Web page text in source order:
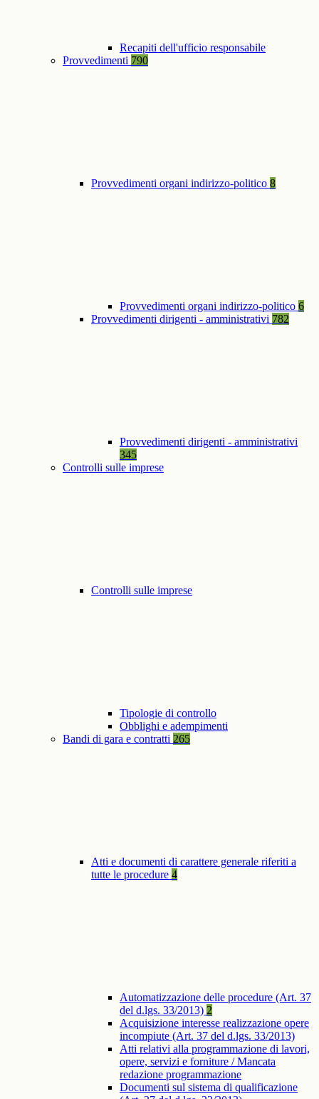
Recapiti dell'ufficio responsabile
Provvedimenti 790
Provvedimenti organi indirizzo-politico 8
Provvedimenti organi indirizzo-politico 6
Provvedimenti dirigenti - amministrativi 782
Provvedimenti dirigenti - amministrativi
345
Controlli sulle imprese
Controlli sulle imprese
Tipologie di controllo
Obblighi e adempimenti
Bandi di gara e contratti 265
Atti e documenti di carattere generale riferiti a
tutte le procedure 4
Automatizzazione delle procedure (Art. 37
del d.lgs. 33/2013) 2
Acquisizione interesse realizzazione opere
incompiute (Art. 37 del d.lgs. 33/2013)
Atti relativi alla programmazione di lavori,
opere, servizi e forniture / Mancata
redazione programmazione
Documenti sul sistema di qualificazione